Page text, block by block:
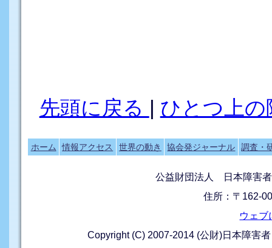
先頭に戻る | ひとつ上の
ホーム 情報アクセス 世界の動き 協会発ジャーナル 調査・
公益財団法人 日本障害
住所：〒162-
ウェブ
Copyright (C) 2007-2014 (公財)日本障害